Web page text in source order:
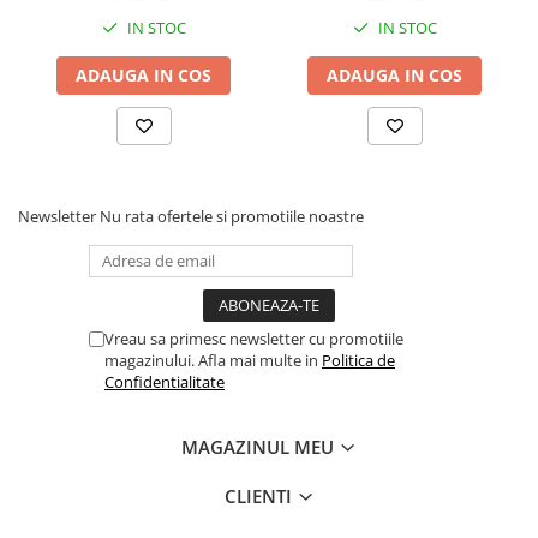
Integrarea acestui model în montură elimină riscul de a
AVANTAJE PRINCIPALE
Oțel forjat lateral:
Structură nedeformabilă sub
Auto-înțepare rapidă:
Unghi optimizat de ochișorul
Rezistență la abraziune:Vârf ascuțit chimic ce rezistă
Camuflaj subacvatic: Strat protector mat Black Nickel
fără reflexii.
IN STOC
ADAUGA IN COS
IN STOC
ADAUGA IN COS
Newsletter Nu rata ofertele si promotiile noastre
Vreau sa primesc newsletter cu promotiile
magazinului. Afla mai multe in Politica de
Confidentialitate
MAGAZINUL MEU
CLIENTI